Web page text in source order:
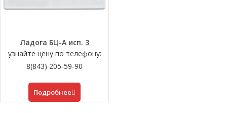
Ладога БЦ-А исп. 3
узнайте цену по телефону:
8(843) 205-59-90
Подробнее